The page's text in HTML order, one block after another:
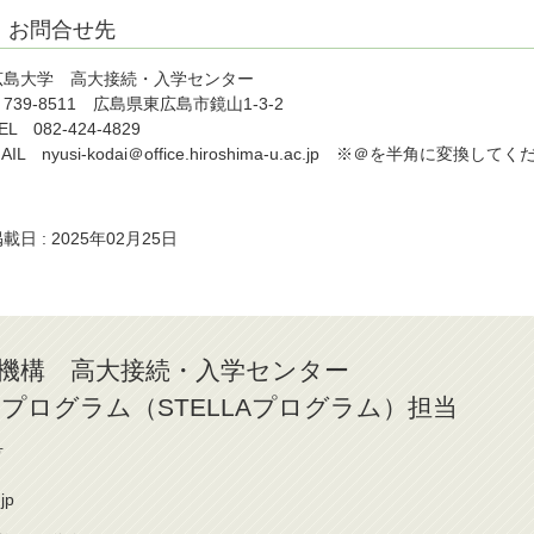
お問合せ先
島大学 高大接続・入学センター
739-8511 広島県東広島市鏡山1-3-2
082-424-4829
nyusi-kodai＠office.hiroshima-u.ac.jp ※＠を半角に変換してくだ
載日 : 2025年02月25日
構 高大接続・入学センター
ログラム（STELLAプログラム）担当